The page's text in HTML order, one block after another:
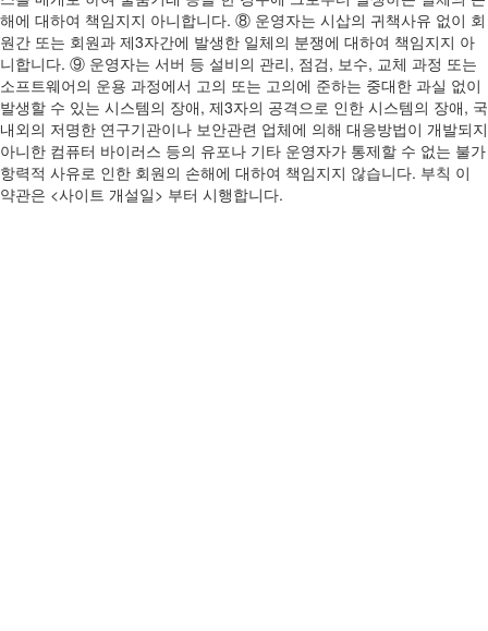
해에 대하여 책임지지 아니합니다. ⑧ 운영자는 시삽의 귀책사유 없이 회
원간 또는 회원과 제3자간에 발생한 일체의 분쟁에 대하여 책임지지 아
니합니다. ⑨ 운영자는 서버 등 설비의 관리, 점검, 보수, 교체 과정 또는
소프트웨어의 운용 과정에서 고의 또는 고의에 준하는 중대한 과실 없이
발생할 수 있는 시스템의 장애, 제3자의 공격으로 인한 시스템의 장애, 국
내외의 저명한 연구기관이나 보안관련 업체에 의해 대응방법이 개발되지
아니한 컴퓨터 바이러스 등의 유포나 기타 운영자가 통제할 수 없는 불가
항력적 사유로 인한 회원의 손해에 대하여 책임지지 않습니다. 부칙 이
약관은 <사이트 개설일> 부터 시행합니다.